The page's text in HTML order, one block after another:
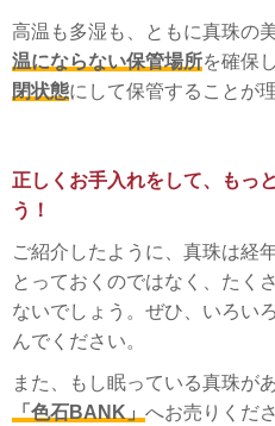
高温も多湿も、ともに真珠の
温にならない保管場所を確保
閉状態にして保管することが
正しくお手入れをして、もっ
う！
ご紹介したように、真珠は経
とっておくのではなく、たく
ないでしょう。ぜひ、いろい
んでください。
また、もし眠っている真珠が
「色石BANK」 へお売りくだ